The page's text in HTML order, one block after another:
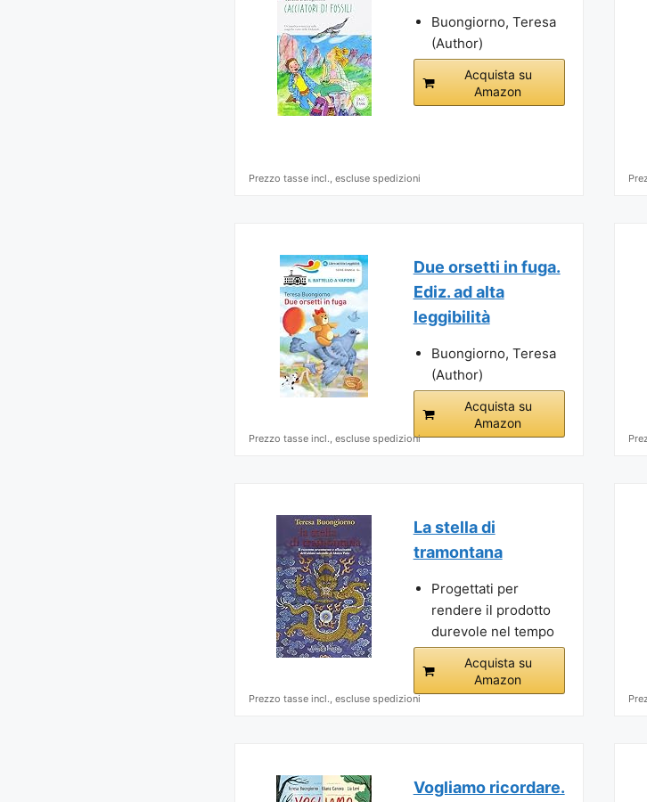
Buongiorno, Teresa
(Author)
Acquista su
Amazon
Prezzo tasse incl., escluse spedizioni
Due orsetti in fuga.
Ediz. ad alta
leggibilità
Buongiorno, Teresa
(Author)
Acquista su
Amazon
Prezzo tasse incl., escluse spedizioni
La stella di
tramontana
Progettati per
rendere il prodotto
durevole nel tempo
Acquista su
Amazon
Prezzo tasse incl., escluse spedizioni
Vogliamo ricordare.